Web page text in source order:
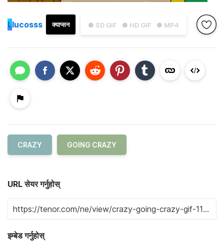
● SD GIF ● HD GIF ● MP4
क्याप्सन
Llucosss
CRAZY GOING CRAZY
URL सेयर गर्नुहोस्
इम्बेड गर्नुहोस्